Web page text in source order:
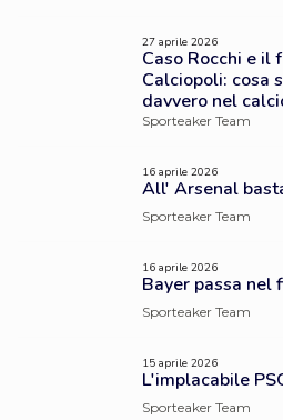
27 aprile 2026
Caso Rocchi e il
Calciopoli: cosa
davvero nel
Sporteaker Team
16 aprile 2026
All' Arsenal
Sporteaker Team
16 aprile 2026
Bayer passa nel
Sporteaker Team
15 aprile 2026
L'implacabile
Sporteaker Team